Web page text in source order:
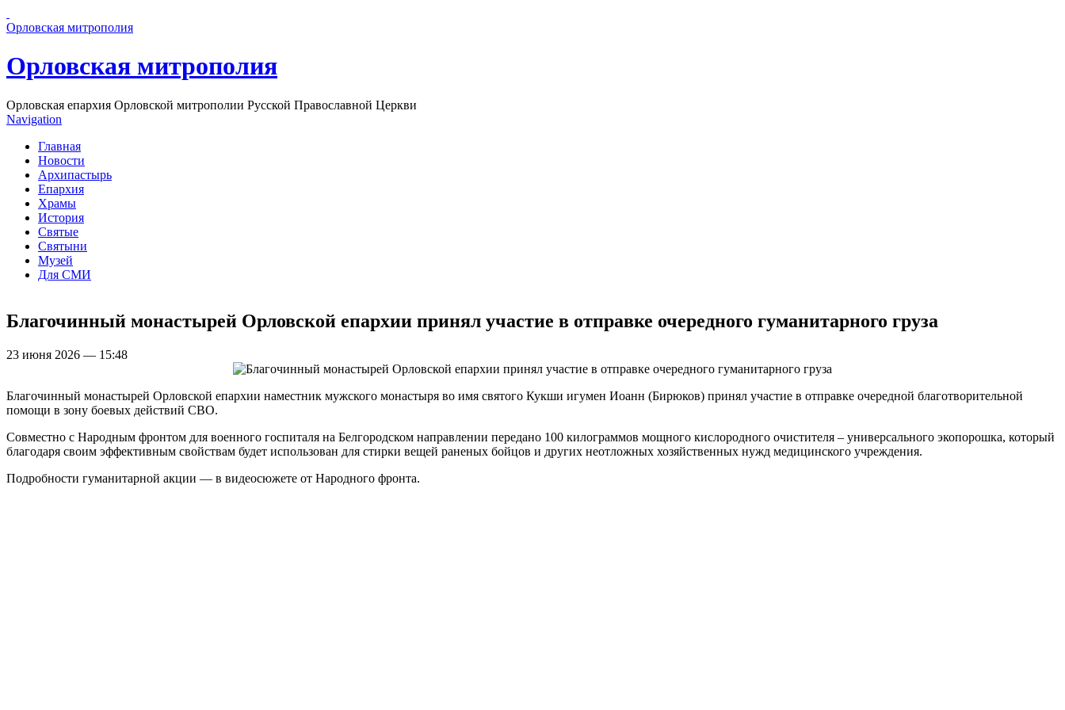
Орловская митрополия
Орловская митрополия
Орловская епархия Орловской митрополии Русской Православной Церкви
Navigation
Главная
Новости
Архипастырь
Епархия
Храмы
История
Святые
Святыни
Музей
Для СМИ
Благочинный монастырей Орловской епархии принял участие в отправке очередного гуманитарного груза
23 июня 2026 — 15:48
Благочинный монастырей Орловской епархии наместник мужского монастыря во имя святого Кукши игумен Иоанн (Бирюков) принял участие в отправке очередной благотворительной
помощи в зону боевых действий СВО.
Совместно с Народным фронтом для военного госпиталя на Белгородском направлении передано 100 килограммов мощного кислородного очистителя – универсального экопорошка, который
благодаря своим эффективным свойствам будет использован для стирки вещей раненых бойцов и других неотложных хозяйственных нужд медицинского учреждения.
Подробности гуманитарной акции — в видеосюжете от Народного фронта.